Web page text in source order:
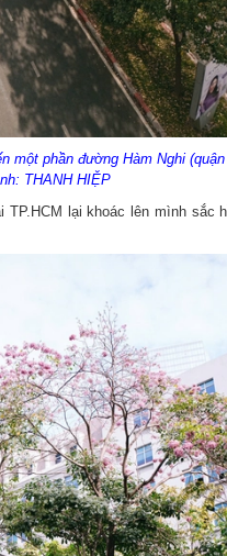
một phần đường Hàm Nghi
THANH HIỆP
lại khoác lên mình sắc